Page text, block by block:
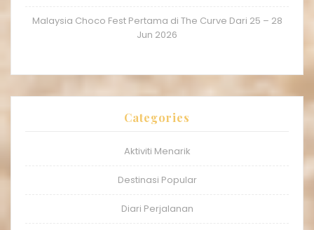
Malaysia Choco Fest Pertama di The Curve Dari 25 – 28
Jun 2026
Categories
Aktiviti Menarik
Destinasi Popular
Diari Perjalanan